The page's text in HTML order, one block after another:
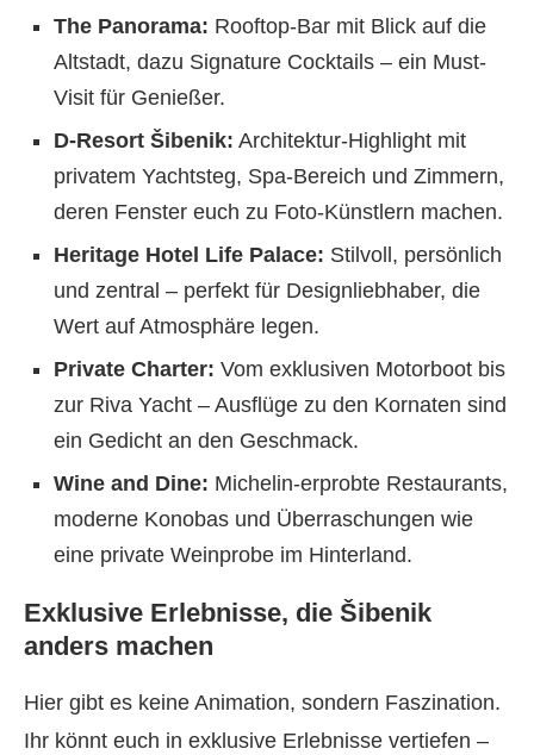
The Panorama: Rooftop-Bar mit Blick auf die
Altstadt, dazu Signature Cocktails – ein Must-
Visit für Genießer.
D-Resort Šibenik: Architektur-Highlight mit
privatem Yachtsteg, Spa-Bereich und Zimmern,
deren Fenster euch zu Foto-Künstlern machen.
Heritage Hotel Life Palace: Stilvoll, persönlich
und zentral – perfekt für Designliebhaber, die
Wert auf Atmosphäre legen.
Private Charter: Vom exklusiven Motorboot bis
zur Riva Yacht – Ausflüge zu den Kornaten sind
ein Gedicht an den Geschmack.
Wine and Dine: Michelin-erprobte Restaurants,
moderne Konobas und Überraschungen wie
eine private Weinprobe im Hinterland.
Exklusive Erlebnisse, die Šibenik
anders machen
Hier gibt es keine Animation, sondern Faszination.
Ihr könnt euch in exklusive Erlebnisse vertiefen –